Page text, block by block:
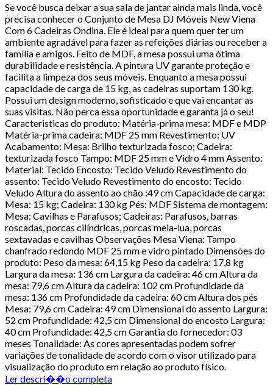
Se você busca deixar a sua sala de jantar ainda mais linda, você
precisa conhecer o Conjunto de Mesa DJ Móveis New Viena
Com 6 Cadeiras Ondina. Ele é ideal para quem quer ter um
ambiente agradável para fazer as refeições diárias ou receber a
família e amigos. Feito de MDF, a mesa possui uma ótima
durabilidade e resistência. A pintura UV garante proteção e
facilita a limpeza dos seus móveis. Enquanto a mesa possui
capacidade de carga de 15 kg, as cadeiras suportam 130 kg.
Possui um design moderno, sofisticado e que vai encantar as
suas visitas. Não perca essa oportunidade e garanta já o seu!
Caracteristicas do produto: Matéria-prima mesa: MDF e MDP
Matéria-prima cadeira: MDF 25 mm Revestimento: UV
Acabamento: Mesa: Brilho texturizada fosco; Cadeira:
texturizada fosco Tampo: MDF 25 mm e Vidro 4 mm Assento:
Material: Tecido Encosto: Tecido Veludo Revestimento do
assento: Tecido Veludo Revestimento do encosto: Tecido
Veludo Altura do assento ao chão :49 cm Capacidade de carga:
Mesa: 15 kg; Cadeira: 130 kg Pés: MDF Sistema de montagem:
Mesa: Cavilhas e Parafusos; Cadeiras: Parafusos, barras
roscadas, porcas cilíndricas, porcas meia-lua, porcas
sextavadas e cavilhas Observações Mesa Viena: Tampo
chanfrado redondo MDF 25 mm e vidro pintado Dimensões do
produto: Peso da mesa: 64,15 kg Peso da cadeira: 17,8 kg
Largura da mesa: 136 cm Largura da cadeira: 46 cm Altura da
mesa: 79,6 cm Altura da cadeira: 102 cm Profundidade da
mesa: 136 cm Profundidade da cadeira: 60 cm Altura dos pés
Mesa: 79,6 cm Cadeira: 49 cm Dimensional do assento Largura:
52 cm Profundidade: 42,5 cm Dimensional do encosto Largura:
40 cm Profundidade: 42,5 cm Garantia do fornecedor: 03
meses Tonalidade: As cores apresentadas podem sofrer
variações de tonalidade de acordo com o visor utilizado para
visualização do produto em relação ao produto físico.
Ler descri��o completa